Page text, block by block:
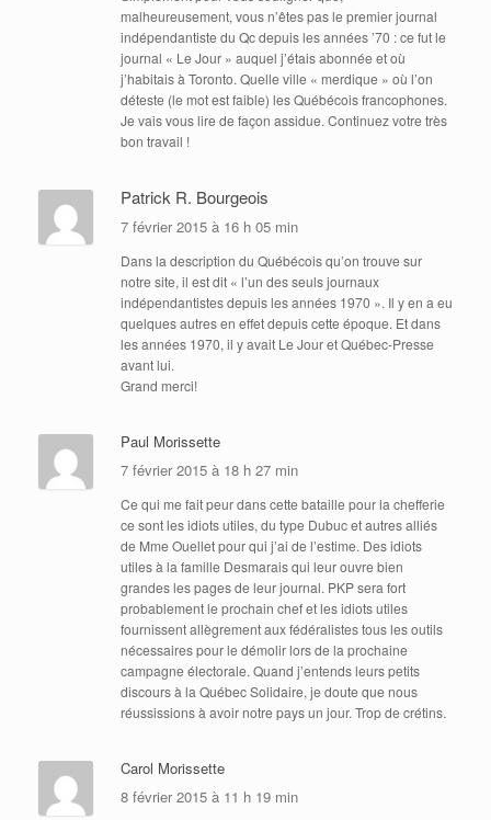
malheureusement, vous n’êtes pas le premier journal
indépendantiste du Qc depuis les années ’70 : ce fut le
journal « Le Jour » auquel j’étais abonnée et où
j’habitais à Toronto. Quelle ville « merdique » où l’on
déteste (le mot est faible) les Québécois francophones.
Je vais vous lire de façon assidue. Continuez votre très
bon travail !
Patrick R. Bourgeois
7 février 2015 à 16 h 05 min
Dans la description du Québécois qu’on trouve sur
notre site, il est dit « l’un des seuls journaux
indépendantistes depuis les années 1970 ». Il y en a eu
quelques autres en effet depuis cette époque. Et dans
les années 1970, il y avait Le Jour et Québec-Presse
avant lui.
Grand merci!
Paul Morissette
7 février 2015 à 18 h 27 min
Ce qui me fait peur dans cette bataille pour la chefferie
ce sont les idiots utiles, du type Dubuc et autres alliés
de Mme Ouellet pour qui j’ai de l’estime. Des idiots
utiles à la famille Desmarais qui leur ouvre bien
grandes les pages de leur journal. PKP sera fort
probablement le prochain chef et les idiots utiles
fournissent allègrement aux fédéralistes tous les outils
nécessaires pour le démolir lors de la prochaine
campagne électorale. Quand j’entends leurs petits
discours à la Québec Solidaire, je doute que nous
réussissions à avoir notre pays un jour. Trop de crétins.
Carol Morissette
8 février 2015 à 11 h 19 min